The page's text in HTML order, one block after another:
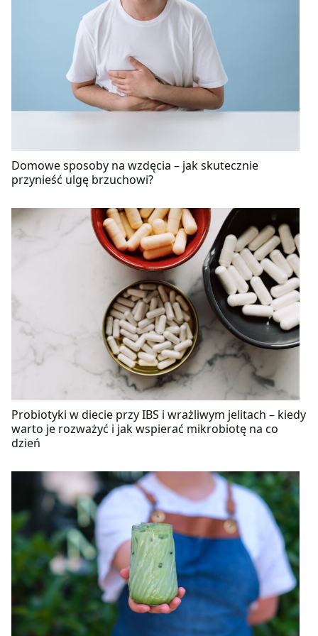
Domowe sposoby na wzdęcia – jak skutecznie
przynieść ulgę brzuchowi?
Probiotyki w diecie przy IBS i wrażliwym jelitach – kiedy
warto je rozważyć i jak wspierać mikrobiotę na co
dzień